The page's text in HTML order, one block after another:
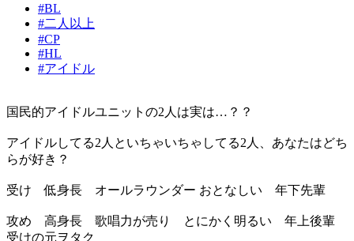
#BL
#二人以上
#CP
#HL
#アイドル
国民的アイドルユニットの2人は実は…？？
アイドルしてる2人といちゃいちゃしてる2人、あなたはどち
らが好き？
受け 低身長 オールラウンダー おとなしい 年下先輩
攻め 高身長 歌唱力が売り とにかく明るい 年上後輩
受けの元ヲタク